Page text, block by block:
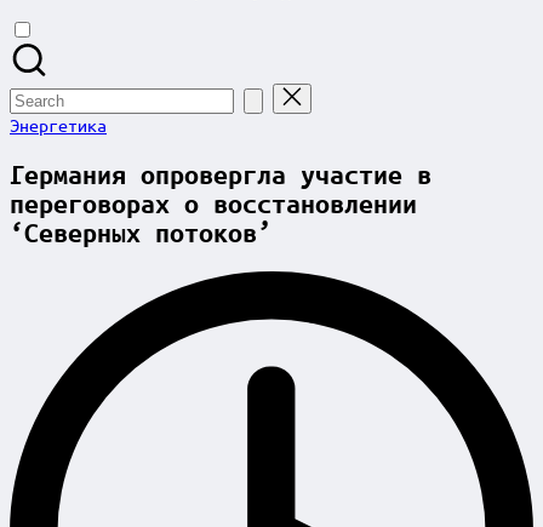
Search
for:
Posted
Энергетика
Германия опровергла участие в
переговорах о восстановлении
‘Северных потоков’